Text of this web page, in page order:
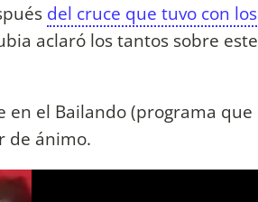
del cruce que tuvo con los
aclaró los tantos sobre este
en el Bailando (programa que
de ánimo.